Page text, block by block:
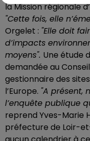
la Mission régionale
"Cette fois, elle
Orgelet : "Elle doit
d’impacts
moyens". Une étude
demandée au
gestionnaire des
l’Europe. "A présent,
l’enquête publique
reprend Yves-Marie
préfecture de Loir-